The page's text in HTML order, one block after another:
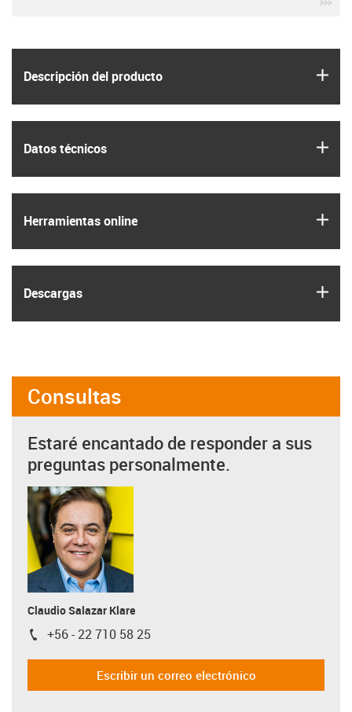
Descripción del producto
Datos técnicos
Herramientas online
Descargas
Consultas
Estaré encantado de responder a sus
preguntas personalmente.
Claudio Salazar Klare
igus-icon-phone
+56 - 22 710 58 25
Escribir un correo electrónico